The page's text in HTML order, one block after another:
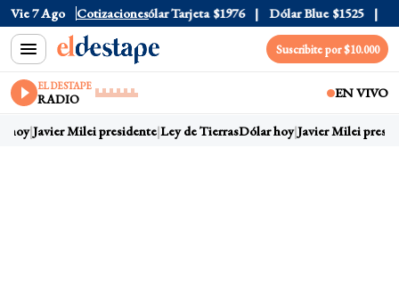
Vie 7 Ago Cotizaciones
Oficial $1520 Dólar Tarjeta $1976 Dólar Blue $1525
Suscribite por $10.000
EL DESTAPE
RADIO EN VIVO
hoy Javier Milei presidente Ley de TierrasDólar hoy Javier Milei